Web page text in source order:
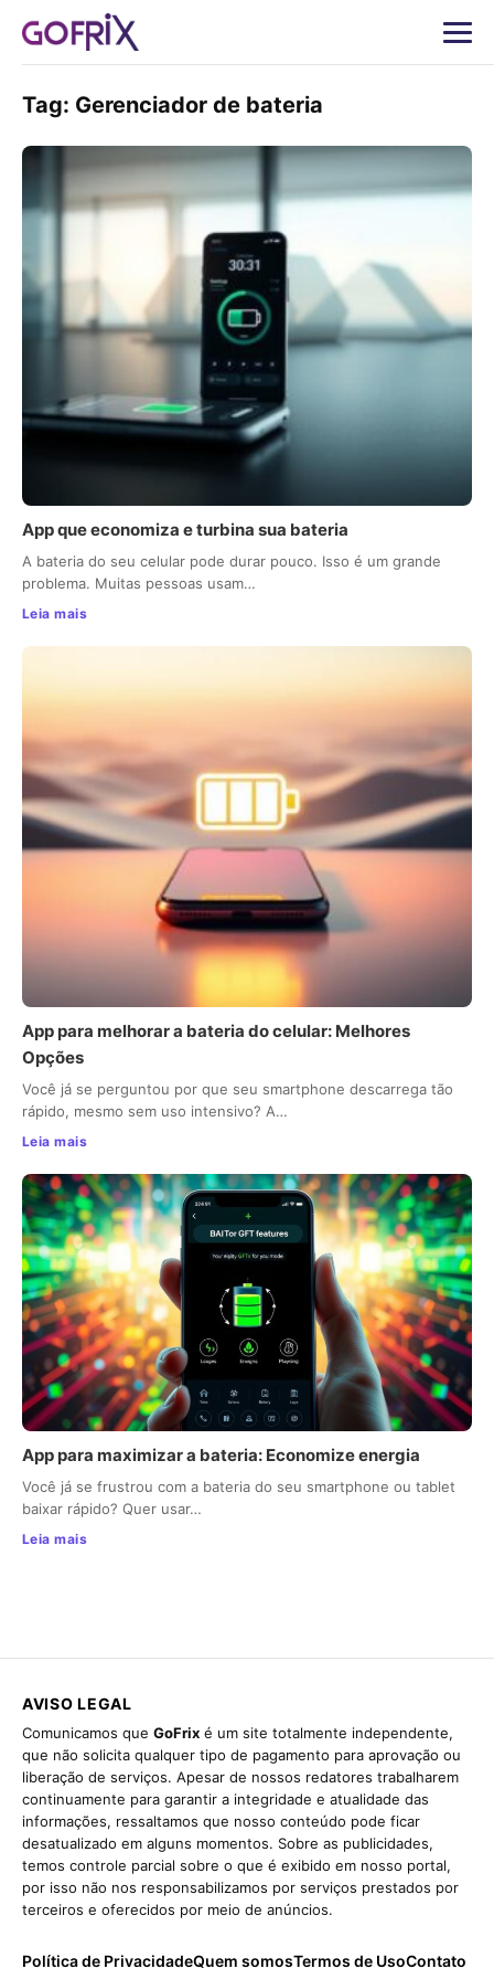
Tag: Gerenciador de bateria
App que economiza e turbina sua bateria
A bateria do seu celular pode durar pouco. Isso é um grande
problema. Muitas pessoas usam…
Leia mais
App para melhorar a bateria do celular: Melhores
Opções
Você já se perguntou por que seu smartphone descarrega tão
rápido, mesmo sem uso intensivo? A…
Leia mais
App para maximizar a bateria: Economize energia
Você já se frustrou com a bateria do seu smartphone ou tablet
baixar rápido? Quer usar…
Leia mais
AVISO LEGAL
Comunicamos que GoFrix é um site totalmente independente,
que não solicita qualquer tipo de pagamento para aprovação ou
liberação de serviços. Apesar de nossos redatores trabalharem
continuamente para garantir a integridade e atualidade das
informações, ressaltamos que nosso conteúdo pode ficar
desatualizado em alguns momentos. Sobre as publicidades,
temos controle parcial sobre o que é exibido em nosso portal,
por isso não nos responsabilizamos por serviços prestados por
terceiros e oferecidos por meio de anúncios.
Política de PrivacidadeQuem somosTermos de UsoContato